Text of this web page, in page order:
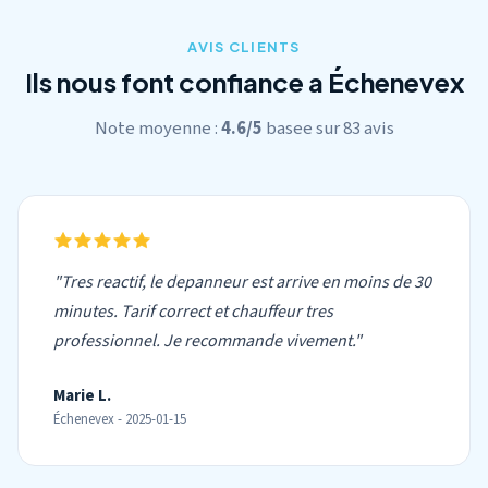
AVIS CLIENTS
Ils nous font confiance a Échenevex
Note moyenne :4.6/5 basee sur 83 avis
"Tres reactif, le depanneur est arrive en moins de 30
minutes. Tarif correct et chauffeur tres
professionnel. Je recommande vivement."
Marie L.
Échenevex - 2025-01-15